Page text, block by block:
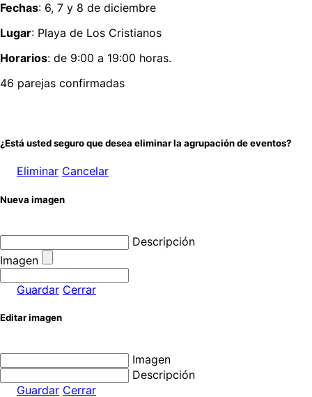
Fechas: 6, 7 y 8 de diciembre
Lugar: Playa de Los Cristianos
Horarios: de 9:00 a 19:00 horas.
46 parejas confirmadas
¿Está usted seguro que desea eliminar la agrupación de eventos?
Eliminar Cancelar
Nueva imagen
Descripción
Imagen
Guardar Cerrar
Editar imagen
Imagen
Descripción
Guardar Cerrar